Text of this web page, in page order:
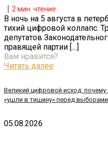
Великий цифровой исход: почему
«ушли в тишину» перед выборами
2 мин. чтение
В ночь на 5 августа в
тихий цифровой коллапс.
депутатов
правящей партии […]
Вам нравится?
Читать далее
05.08.2026